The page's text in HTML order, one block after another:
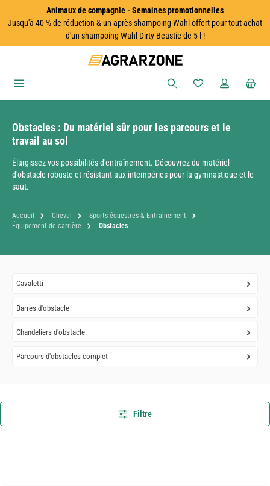
Passer au contenu principalAnimaux de compagnie - Semaines promotionnelles
Jusqu'à 40 % de réduction & un après-shampoing Wahl offert pour tout achat
d'un shampoing Wahl Dirty Beastie de 5 l !
Vous avez 0
Obstacles : Du matériel sûr pour les parcours et le
travail au sol
Élargissez vos possibilités d'entraînement. Découvrez du matériel
d'obstacle robuste et résistant aux intempéries pour la gymnastique et le
saut.
Accueil Cheval
Sports équestres & Entraînement
Équipement de carrière
Obstacles
Cavaletti
Barres d'obstacle
Chandeliers d'obstacle
Parcours d'obstacles complet
Filtre